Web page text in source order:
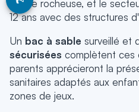
de l'île rocheuse, et le
12 ans avec des structures
Un bac à sable surveillé et
sécurisées complètent ces
parents apprécieront la
sanitaires adaptés aux
zones de jeux.